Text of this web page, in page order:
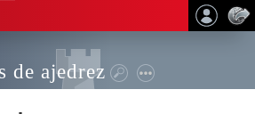
de ajedrez